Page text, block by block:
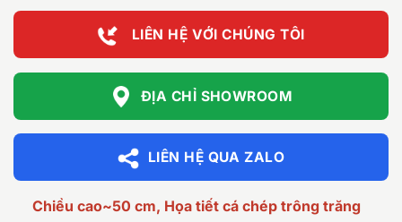
LIÊN HỆ VỚI CHÚNG TÔI
ĐỊA CHỈ SHOWROOM
LIÊN HỆ QUA ZALO
Chiều cao~50 cm, Họa tiết cá chép trông trăng